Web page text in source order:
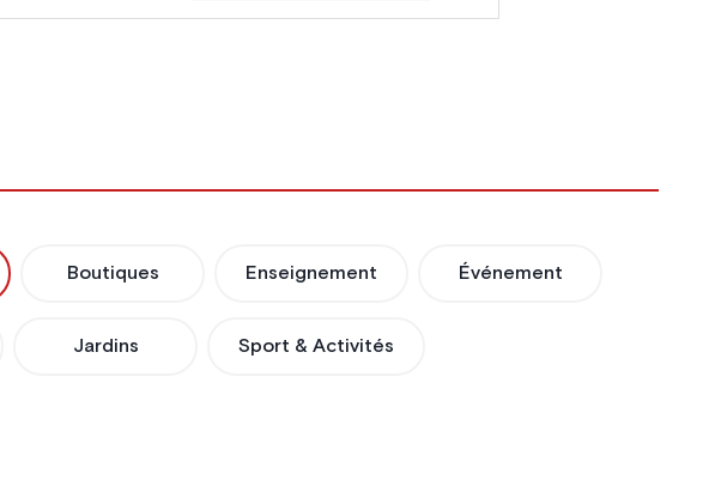
Boutiques Enseignement Événement
Jardins Sport & Activités